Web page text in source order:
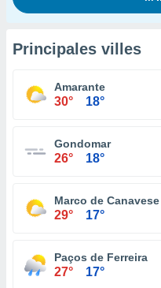
Principales villes
Amarante
30° 18°
Gondomar
26° 18°
Marco de Canaveses
29° 17°
Paços de Ferreira
27° 17°